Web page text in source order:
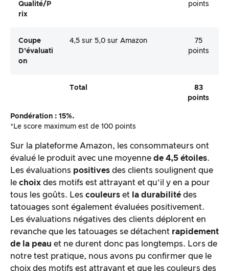
Qualité/p
Rix
points
Coupe
D’évaluati
On
4,5 sur 5,0 sur Amazon
75
points
Total
83
points
Pondération : 15%.
*Le score maximum est de 100 points
Sur la plateforme Amazon, les consommateurs ont
évalué le produit avec une moyenne de 4,5 étoiles.
Les évaluations positives des clients soulignent que
le choix des motifs est attrayant et qu’il y en a pour
tous les goûts. Les couleurs et la durabilité des
tatouages sont également évaluées positivement.
Les évaluations négatives des clients déplorent en
revanche que les tatouages se détachent rapidement
de la peau et ne durent donc pas longtemps. Lors de
notre test pratique, nous avons pu confirmer que le
choix des motifs est attrayant et que les couleurs des